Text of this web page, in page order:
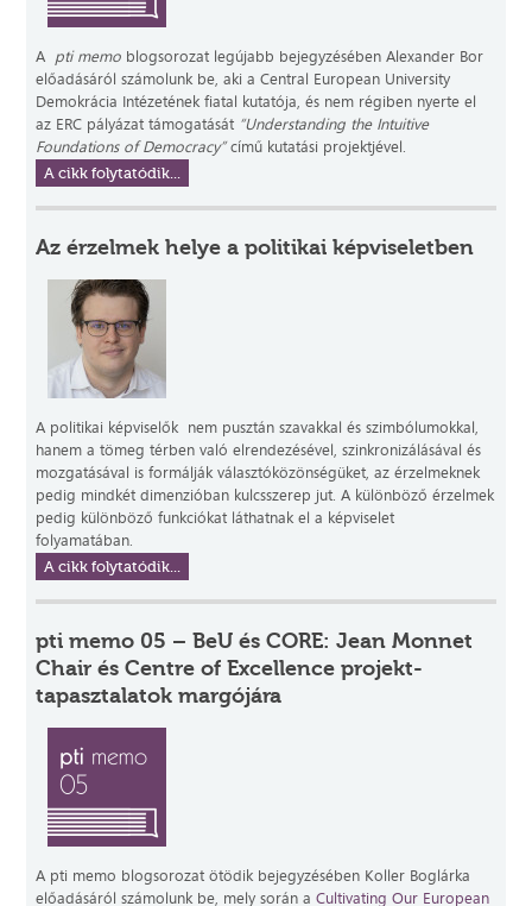
A pti memo blogsorozat legújabb bejegyzésében Alexander Bor
előadásáról számolunk be, aki a Central European University
Demokrácia Intézetének fiatal kutatója, és nem régiben nyerte el
az ERC pályázat támogatását “Understanding the Intuitive
Foundations of Democracy”című kutatási projektjével.
A cikk folytatódik...
Az érzelmek helye a politikai képviseletben
A politikai képviselők nem pusztán szavakkal és szimbólumokkal,
hanem a tömeg térben való elrendezésével, szinkronizálásával és
mozgatásával is formálják választóközönségüket, az érzelmeknek
pedig mindkét dimenzióban kulcsszerep jut. A különböző érzelmek
pedig különböző funkciókat láthatnak el a képviselet
folyamatában.
A cikk folytatódik...
pti memo 05 – BeU és CORE: Jean Monnet
Chair és Centre of Excellence projekt-
tapasztalatok margójára
A pti memo blogsorozat ötödik bejegyzésében Koller Boglárka
előadásáról számolunk be, mely során aCultivating Our European